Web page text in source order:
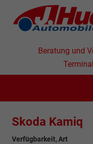
Beratung und
Skoda Kamiq
Verfügbarkeit, Art